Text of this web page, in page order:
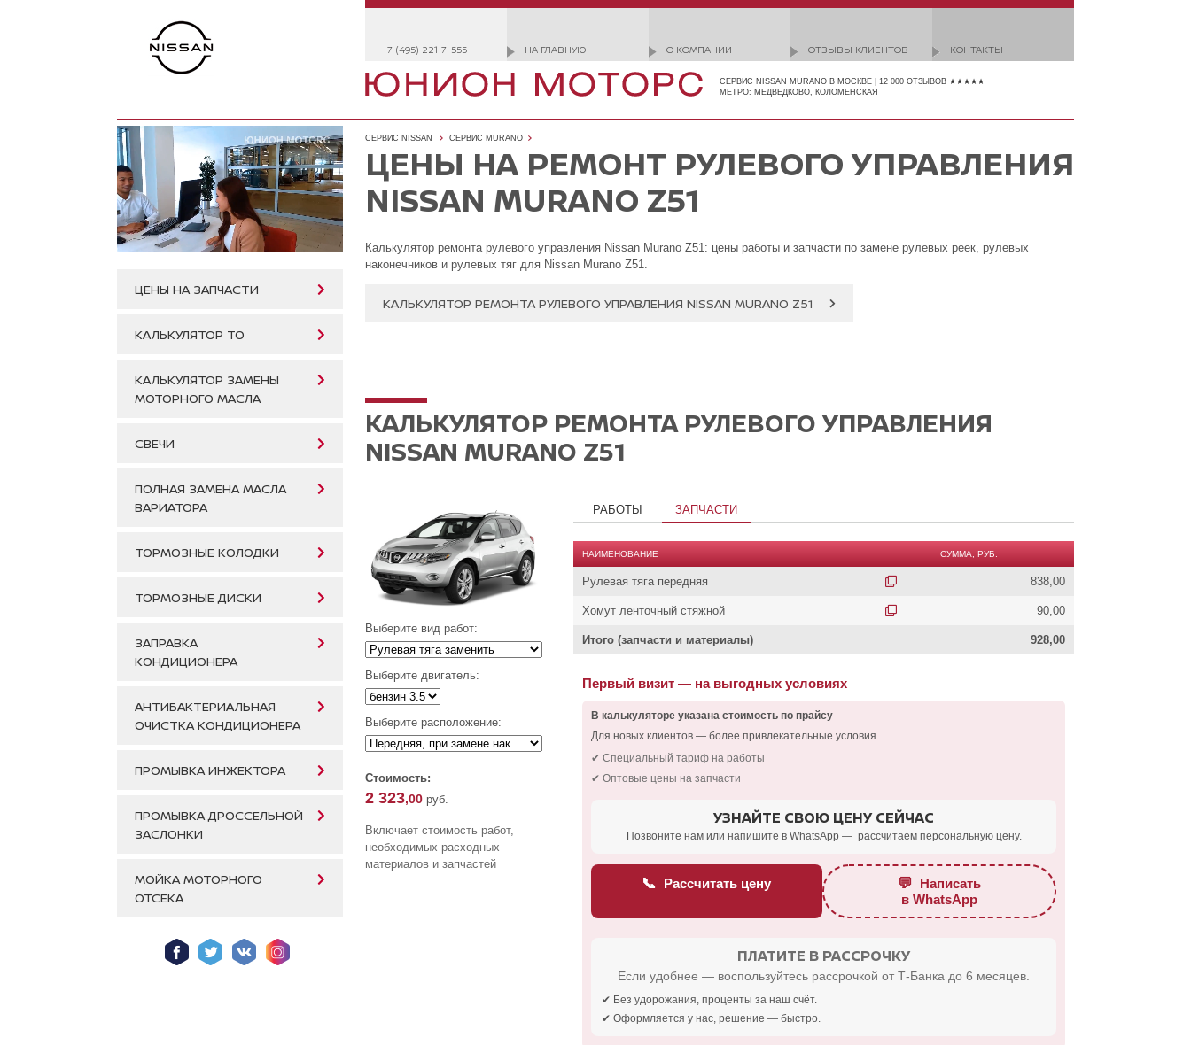
+7 (495) 221-7-555 НА ГЛАВНУЮ О КОМПАНИИ ОТЗЫВЫ КЛИЕНТОВ КОНТАКТЫ
СЕРВИС NISSAN MURANO В МОСКВЕ | 12 000 ОТЗЫВОВ ★★★★★
МЕТРО: МЕДВЕДКОВО, КОЛОМЕНСКАЯ
ЦЕНЫ НА ЗАПЧАСТИ
КАЛЬКУЛЯТОР ТО
КАЛЬКУЛЯТОР ЗАМЕНЫ
МОТОРНОГО МАСЛА
СВЕЧИ
ПОЛНАЯ ЗАМЕНА МАСЛА
ВАРИАТОРА
ТОРМОЗНЫЕ КОЛОДКИ
ТОРМОЗНЫЕ ДИСКИ
ЗАПРАВКА
КОНДИЦИОНЕРА
АНТИБАКТЕРИАЛЬНАЯ
ОЧИСТКА КОНДИЦИОНЕРА
ПРОМЫВКА ИНЖЕКТОРА
ПРОМЫВКА ДРОССЕЛЬНОЙ
ЗАСЛОНКИ
МОЙКА МОТОРНОГО
ОТСЕКА
СЕРВИС NISSAN СЕРВИС MURANO
ЦЕНЫ НА РЕМОНТ РУЛЕВОГО УПРАВЛЕНИЯ
NISSAN MURANO Z51
Калькулятор ремонта рулевого управления Nissan Murano Z51: цены работы и запчасти по замене рулевых реек, рулевых
наконечников и рулевых тяг для Nissan Murano Z51.
КАЛЬКУЛЯТОР РЕМОНТА РУЛЕВОГО УПРАВЛЕНИЯ NISSAN MURANO Z51
КАЛЬКУЛЯТОР РЕМОНТА РУЛЕВОГО УПРАВЛЕНИЯ
NISSAN MURANO Z51
Выберите вид работ:
Выберите двигатель:
Выберите расположение:
Стоимость:
2 323,00 руб.
Включает стоимость работ,
необходимых расходных
материалов и запчастей
РАБОТЫ ЗАПЧАСТИ
НАИМЕНОВАНИЕ СУММА, РУБ.
Рулевая тяга передняя 838,00
Хомут ленточный стяжной 90,00
Итого (запчасти и материалы) 928,00
Первый визит — на выгодных условиях
В калькуляторе указана стоимость по прайсу
Для новых клиентов — более привлекательные условия
✔ Специальный тариф на работы
✔ Оптовые цены на запчасти
УЗНАЙТЕ СВОЮ ЦЕНУ СЕЙЧАС
Позвоните нам или напишите в WhatsApp — рассчитаем персональную цену.
📞 Рассчитать цену 💬 Написать
в WhatsApp
ПЛАТИТЕ В РАССРОЧКУ
Если удобнее — воспользуйтесь рассрочкой от Т-Банка до 6 месяцев.
✔ Без удорожания, проценты за наш счёт.
✔ Оформляется у нас, решение — быстро.